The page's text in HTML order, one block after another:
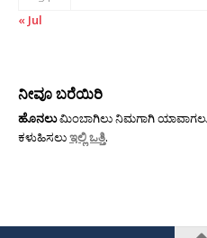
« Jul
ನೀವೂ ಬರೆಯಿರಿ
ಹೊನಲುಮಿಂಬಾಗಿಲು ನಿಮಗಾಗಿ ಯಾವಾಗಲೂ
ಕಳುಹಿಸಲುಇಲ್ಲಿ ಒತ್ತಿ.